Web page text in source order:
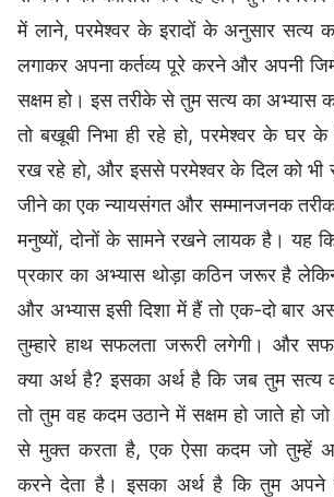
में लाने, परमेश्वर के इरादों के अनुसार सत्य
लगाकर अपना कर्तव्य पूरे करने और अपनी
सक्षम हो। इस तरीके से तुम सत्य का अभ्यास
तो बखूबी निभा ही रहे हो, परमेश्वर के घर के
रख रहे हो, और इससे परमेश्वर के दिल को भी
जीने का एक न्यायसंगत और सम्मानजनक
मनुष्यों, दोनों के सामने रखने लायक है। यह
प्रकार का अभ्यास थोड़ा कठिन जरूर है
और अभ्यास इसी दिशा में हैं तो एक-दो बार
तुम्हारे हाथ सफलता जरूरी लगेगी। और
क्या अर्थ है? इसका अर्थ है कि जब तुम सत्य
तो तुम वह कदम उठाने में सक्षम हो जाते हो
से मुक्त करता है, एक ऐसा कदम जो तुम्हें
करने देता है। इसका अर्थ है कि तुम अपने